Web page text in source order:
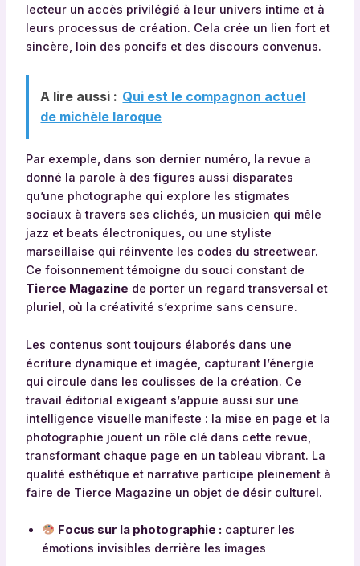
lecteur un accès privilégié à leur univers intime et à
leurs processus de création. Cela crée un lien fort et
sincère, loin des poncifs et des discours convenus.
A lire aussi : Qui est le compagnon actuel
de michèle laroque
Par exemple, dans son dernier numéro, la revue a
donné la parole à des figures aussi disparates
qu’une photographe qui explore les stigmates
sociaux à travers ses clichés, un musicien qui mêle
jazz et beats électroniques, ou une styliste
marseillaise qui réinvente les codes du streetwear.
Ce foisonnement témoigne du souci constant de
Tierce Magazine de porter un regard transversal et
pluriel, où la créativité s’exprime sans censure.
Les contenus sont toujours élaborés dans une
écriture dynamique et imagée, capturant l’énergie
qui circule dans les coulisses de la création. Ce
travail éditorial exigeant s’appuie aussi sur une
intelligence visuelle manifeste : la mise en page et la
photographie jouent un rôle clé dans cette revue,
transformant chaque page en un tableau vibrant. La
qualité esthétique et narrative participe pleinement à
faire de Tierce Magazine un objet de désir culturel.
Focus sur la photographie : capturer les
émotions invisibles derrière les images